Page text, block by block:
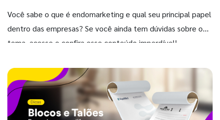
Você sabe o que é endomarketing e qual seu principal papel
dentro das empresas? Se você ainda tem dúvidas sobre o
tema, acesse e confira esse conteúdo imperdível!